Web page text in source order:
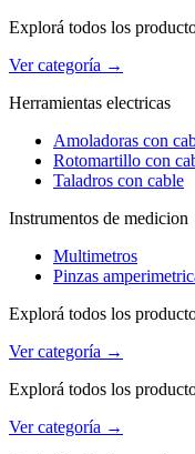
Explorá todos los
Ver categoría →
Herramientas electricas
Amoladoras con
Rotomartillo con
Taladros con cable
Instrumentos de medicion
Multimetros
Pinzas
Explorá todos los
Ver categoría →
Explorá todos los
Ver categoría →